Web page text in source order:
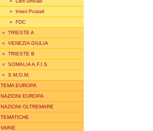
» Interi Postali
» FDC
» TRIESTE A
» VENEZIA GIULIA
» TRIESTE B
» SOMALIA A.F.I.S.
» S.M.O.M.
TEMA EUROPA
NAZIONI EUROPA
NAZIONI OLTREMARE
TEMATICHE
VARIE